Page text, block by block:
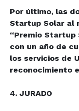
Por último, las
Startup Solar al
“Premio Startup
con un año de
los servicios de
reconocimiento
4. JURADO